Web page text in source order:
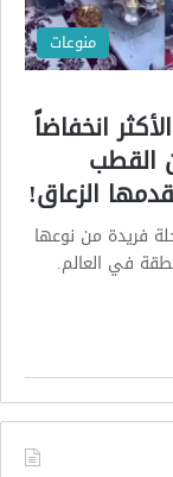
منوعات
انخفاضاً
القطب
الزعاق!
فريدة من نوعها
في العالم.